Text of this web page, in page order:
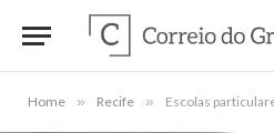
Home » Recife » Escolas particulares de